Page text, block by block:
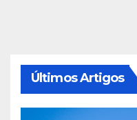
Últimos Artigos